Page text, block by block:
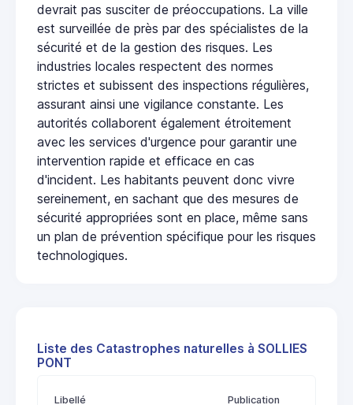
devrait pas susciter de préoccupations. La ville
est surveillée de près par des spécialistes de la
sécurité et de la gestion des risques. Les
industries locales respectent des normes
strictes et subissent des inspections régulières,
assurant ainsi une vigilance constante. Les
autorités collaborent également étroitement
avec les services d'urgence pour garantir une
intervention rapide et efficace en cas
d'incident. Les habitants peuvent donc vivre
sereinement, en sachant que des mesures de
sécurité appropriées sont en place, même sans
un plan de prévention spécifique pour les risques
technologiques.
Liste des Catastrophes naturelles à SOLLIES
PONT
Libellé Publication